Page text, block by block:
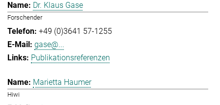
Dr. Klaus Gase
Forschender
+49 (0)3641 57-1255
gase@...
Publikationsreferenzen
Marietta Haumer
Hiwi